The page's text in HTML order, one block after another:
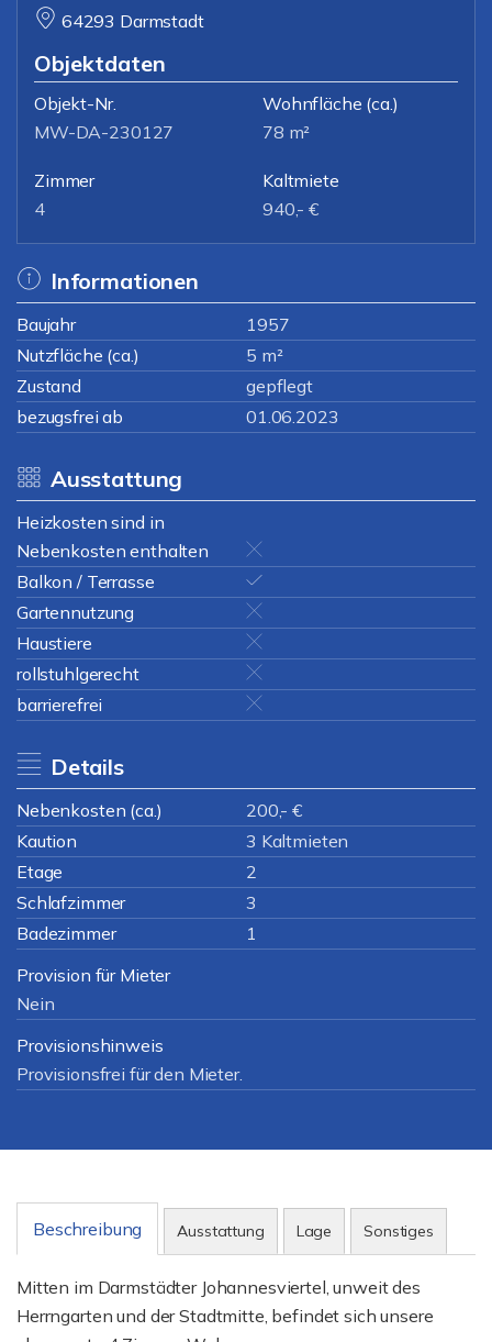
64293 Darmstadt
Objektdaten
Objekt-Nr.
MW-DA-230127
Wohnfläche (ca.)
78 m²
Zimmer
4
Kaltmiete
940,- €
Informationen
Baujahr
1957
Nutzfläche (ca.)
5 m²
Zustand
gepflegt
bezugsfrei ab
01.06.2023
Ausstattung
Heizkosten sind in
Nebenkosten enthalten
Balkon / Terrasse
Gartennutzung
Haustiere
rollstuhlgerecht
barrierefrei
Details
Nebenkosten (ca.)
200,- €
Kaution
3 Kaltmieten
Etage
2
Schlafzimmer
3
Badezimmer
1
Provision für Mieter
Nein
Provisionshinweis
Provisionsfrei für den Mieter.
Beschreibung Ausstattung Lage Sonstiges
Mitten im Darmstädter Johannesviertel, unweit des
Herrngarten und der Stadtmitte, befindet sich unsere